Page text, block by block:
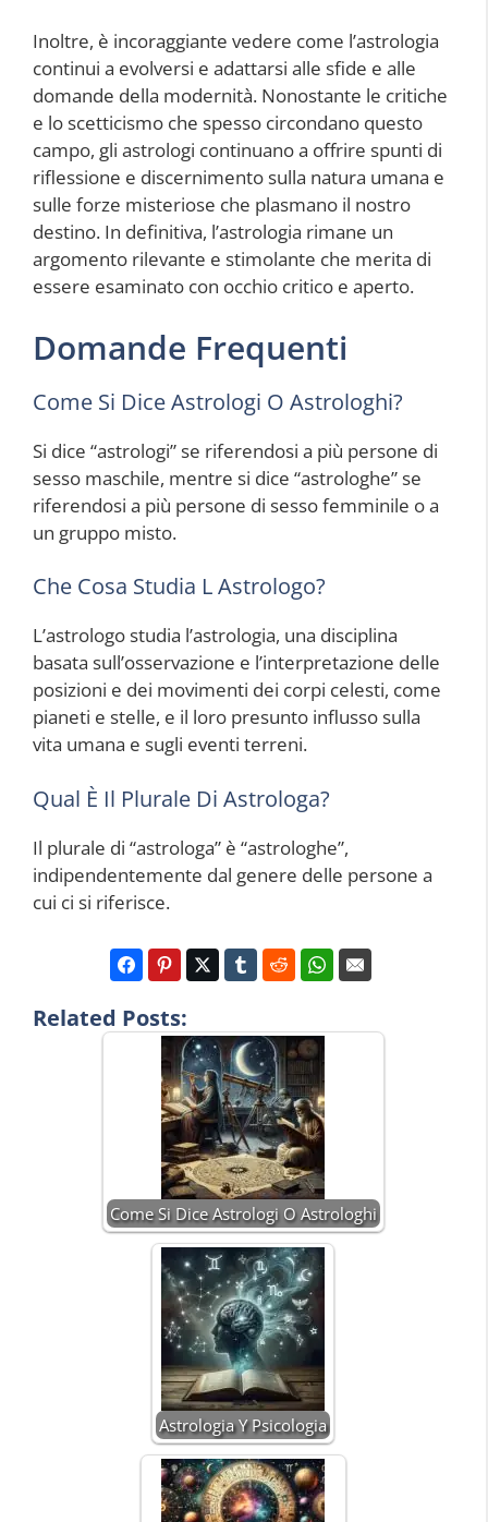
Inoltre, è incoraggiante vedere come l’astrologia
continui a evolversi e adattarsi alle sfide e alle
domande della modernità. Nonostante le critiche
e lo scetticismo che spesso circondano questo
campo, gli astrologi continuano a offrire spunti di
riflessione e discernimento sulla natura umana e
sulle forze misteriose che plasmano il nostro
destino. In definitiva, l’astrologia rimane un
argomento rilevante e stimolante che merita di
essere esaminato con occhio critico e aperto.
Domande Frequenti
Come Si Dice Astrologi O Astrologhi?
Si dice “astrologi” se riferendosi a più persone di
sesso maschile, mentre si dice “astrologhe” se
riferendosi a più persone di sesso femminile o a
un gruppo misto.
Che Cosa Studia L Astrologo?
L’astrologo studia l’astrologia, una disciplina
basata sull’osservazione e l’interpretazione delle
posizioni e dei movimenti dei corpi celesti, come
pianeti e stelle, e il loro presunto influsso sulla
vita umana e sugli eventi terreni.
Qual È Il Plurale Di Astrologa?
Il plurale di “astrologa” è “astrologhe”,
indipendentemente dal genere delle persone a
cui ci si riferisce.
Related Posts:
Come Si Dice Astrologi O Astrologhi
Astrologia Y Psicologia